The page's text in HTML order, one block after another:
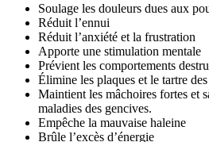
Soulage les douleurs dues aux
Réduit l’ennui
Réduit l’anxiété et la frustration
Apporte une stimulation mentale
Prévient les comportements
Élimine les plaques et le tartre
Maintient les mâchoires fortes et
maladies des gencives.
Empêche la mauvaise haleine
Brûle l’excès d’énergie